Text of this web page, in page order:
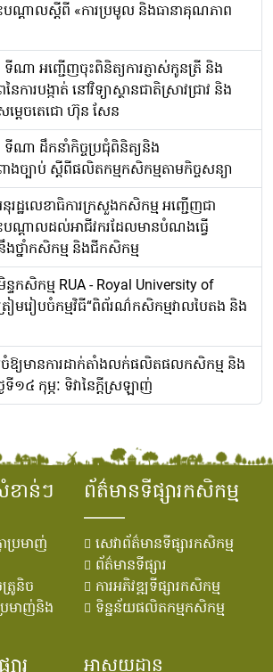
បណ្ដាលស្តីពី «ការប្រមូល និងធានាគុណភាព
ត ទីណា អញ្ជើញចុះពិនិត្យការភ្ញាស់កូនត្រី និង
ការបង្កាត់ នៅវិទ្យាស្ថានជាតិស្រាវជ្រាវ និង
សម្តេចតេជោ ហ៊ុន សែន
ត ទីណា ដឹកនាំកិច្ចប្រជុំពិនិត្យនិង
ាងច្បាប់ ស្តីពីផលិតកម្មកសិកម្មតាមកិច្ចសន្យា
រដ្ឋលេខាធិការក្រសួងកសិកម្ម អញ្ជើញជា
បណ្តាលដល់អាជីវករដែលមានបំណងធ្វើ
ងថ្នាំកសិកម្ម និងជីកសិកម្ម
កសិកម្ម RUA - Royal University of
ៀមរៀបចំកម្មវិធី“ពិព័រណ៌កសិកម្មវាលបៃតង និង
ឱ្យមានការដាក់តាំងលក់ផលិតផលកសិកម្ម និង
ៃទី១៤ កុម្ភៈ ទិវានៃក្តីស្រឡាញ់
ាន់ៗ
ប្រមាញ់
រូនិច
រមាញ់និង
ព័ត៌មានទីផ្សារកសិកម្ម
សេវាព័ត៌មានទីផ្សារកសិកម្ម
ព័ត៌មានទីផ្សារ
ការអភិវឌ្ឍទីផ្សារកសិកម្ម
ទិន្នន័យផលិតកម្មកសិកម្ម
ារ
អាសយដ្ឋាន